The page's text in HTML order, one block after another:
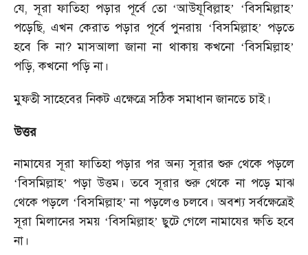
যে,সূরা ফাতিহা পড়ার পূর্বে তো ‘আউযূবিল্লাহ’ ‘বিসমিল্লাহ’
পড়েছি,এখন কেরাত পড়ার পূর্বে পুনরায় ‘বিসমিল্লাহ’পড়তে
হবে কি না?মাসআলা জানা না থাকায় কখনো ‘বিসমিল্লাহ’
পড়ি,কখনো পড়ি না।
মুফতী সাহেবের নিকট এক্ষেত্রে সঠিক সমাধান জানতে চাই।
উত্তর
নামাযের সূরা ফাতিহা পড়ার পর অন্য সূরার শুরু থেকে পড়লে
‘বিসমিল্লাহ’পড়া উত্তম। তবে সূরার শুরু থেকে না পড়ে মাঝ
থেকে পড়লে ‘বিসমিল্লাহ’না পড়লেও চলবে। অবশ্য সর্বক্ষেত্রেই
সূরা মিলানের সময় ‘বিসমিল্লাহ’ছুটে গেলে নামাযের ক্ষতি হবে
না।